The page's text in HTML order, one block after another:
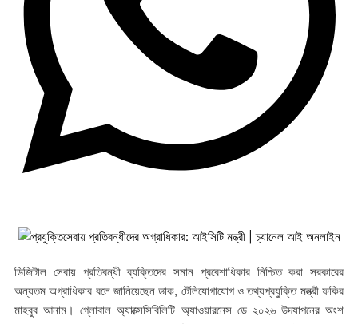
ডিজিটাল সেবায় প্রতিবন্ধী ব্যক্তিদের সমান প্রবেশাধিকার নিশ্চিত করা সরকারের
অন্যতম অগ্রাধিকার বলে জানিয়েছেন ডাক, টেলিযোগাযোগ ও তথ্যপ্রযুক্তি মন্ত্রী ফকির
মাহবুব আনাম। গ্লোবাল অ্যাক্সেসিবিলিটি অ্যাওয়ারনেস ডে ২০২৬ উদযাপনের অংশ